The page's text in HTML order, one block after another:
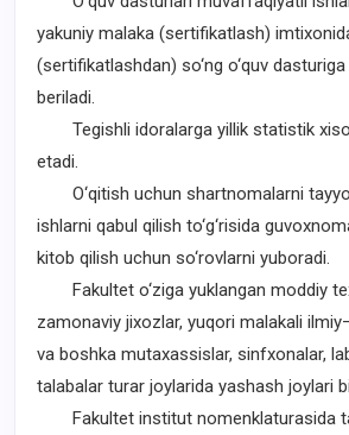
yakuniy malaka (sertifikatlash)
(sertifikatlashdan) so‘ng o‘quv
beriladi.
Tegishli idoralarga yillik statistik
etadi.
O‘qitish uchun shartnomalarni
ishlarni qabul qilish to‘g‘risida
kitob qilish uchun so‘rovlarni yuboradi.
Fakultet o‘ziga yuklangan moddiy
zamonaviy jixozlar, yuqori malakali
va boshka mutaxassislar, sinfxonalar,
talabalar turar joylarida yashash joylari
Fakultet institut nomenklaturasida